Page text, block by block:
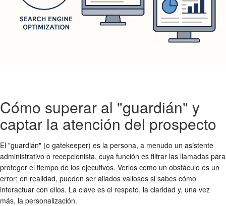
Cómo superar al "guardián" y
captar la atención del prospecto
El "guardián" (o gatekeeper) es la persona, a menudo un asistente
administrativo o recepcionista, cuya función es filtrar las llamadas para
proteger el tiempo de los ejecutivos. Verlos como un obstáculo es un
error; en realidad, pueden ser aliados valiosos si sabes cómo
interactuar con ellos. La clave es el respeto, la claridad y, una vez
más, la personalización.